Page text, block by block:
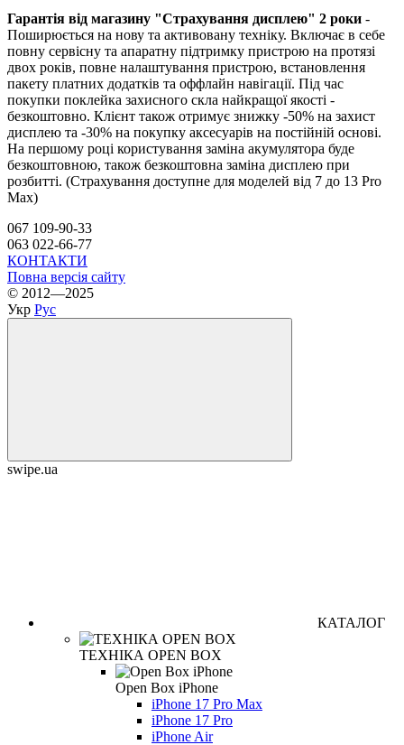
Гарантія від магазину "Страхування дисплею" 2 роки -
Поширюється на нову та активовану техніку. Включає в себе
повну сервісну та апаратну підтримку пристрою на протязі
двох років, повне налаштування пристрою, встановлення
пакету платних додатків та оффлайн навігації. Під час
покупки поклейка захисного скла найкращої якості -
безкоштовно. Клієнт також отримує знижку -50% на захист
дисплею та -30% на покупку аксесуарів на постійній основі.
На першому році користування заміна акумулятора буде
безкоштовною, також безкоштовна заміна дисплею при
розбитті. (Страхування доступне для моделей від 7 до 13 Pro
Max)
067 109-90-33
063 022-66-77
КОНТАКТИ
Повна версія сайту
© 2012—2025
Укр Рус
swipe.ua
КАТАЛОГ
ТЕХНІКА OPEN BOX
Open Box iPhone
iPhone 17 Pro Max
iPhone 17 Pro
iPhone Air